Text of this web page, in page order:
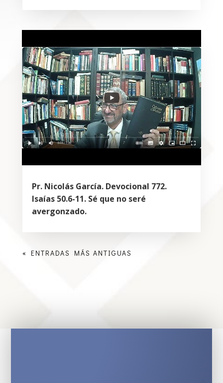
Pr. Nicolás García. Devocional 772.
Isaías 50.6-11. Sé que no seré
avergonzado.
« ENTRADAS MÁS ANTIGUAS